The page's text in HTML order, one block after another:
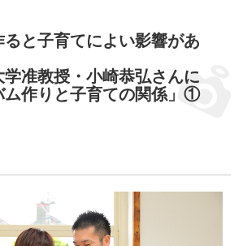
と子育てによい影響があ
学准教授・小崎恭弘さんに
ム作りと子育ての関係」①